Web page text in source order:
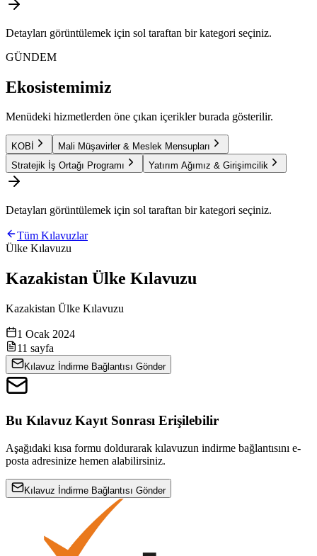
Detayları görüntülemek için sol taraftan bir kategori seçiniz.
GÜNDEM
Ekosistemimiz
Menüdeki hizmetlerden öne çıkan içerikler burada gösterilir.
KOBİ
Mali Müşavirler & Meslek Mensupları
Stratejik İş Ortağı Programı
Yatırım Ağımız & Girişimcilik
Detayları görüntülemek için sol taraftan bir kategori seçiniz.
Tüm Kılavuzlar
Ülke Kılavuzu
Kazakistan Ülke Kılavuzu
Kazakistan Ülke Kılavuzu
1 Ocak 2024
11 sayfa
Kılavuz İndirme Bağlantısı Gönder
Bu Kılavuz Kayıt Sonrası Erişilebilir
Aşağıdaki kısa formu doldurarak kılavuzun indirme bağlantısını e-
posta adresinize hemen alabilirsiniz.
Kılavuz İndirme Bağlantısı Gönder